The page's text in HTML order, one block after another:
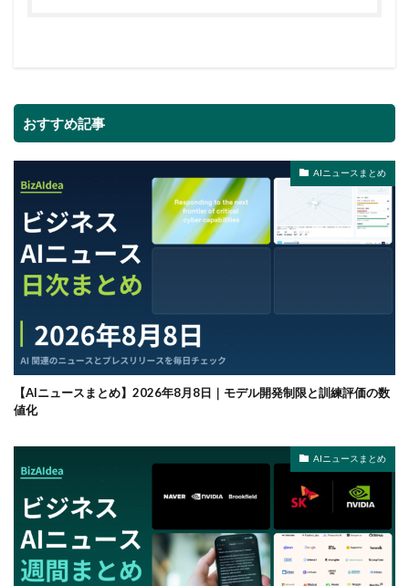
おすすめ記事
AIニュースまとめ
【AIニュースまとめ】2026年8月8日｜モデル開発制限と訓練評価の数
値化
AIニュースまとめ